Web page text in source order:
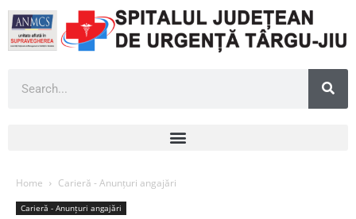
Home Carieră - Anunțuri angajări
Carieră - Anunțuri angajări